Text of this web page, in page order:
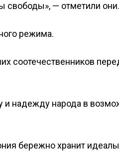
свободы», — отметили они.
режима.
соотечественников
и надежду народа в
бережно хранит